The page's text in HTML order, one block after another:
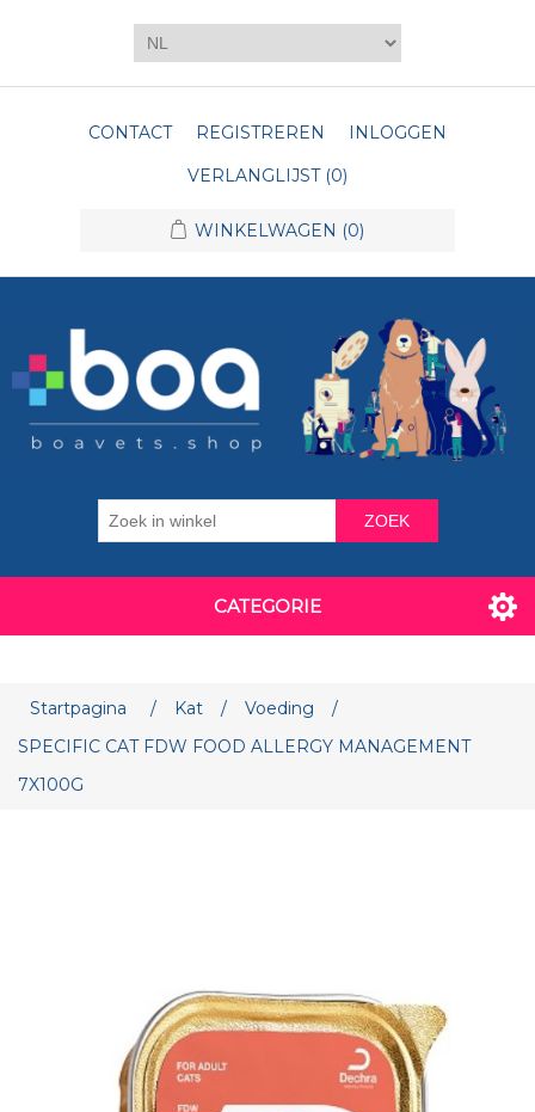
CONTACT REGISTREREN
INLOGGEN
VERLANGLIJST (0)
WINKELWAGEN (0)
ZOEK
CATEGORIE
Startpagina / Kat / Voeding
/
SPECIFIC CAT FDW FOOD ALLERGY MANAGEMENT
7X100G